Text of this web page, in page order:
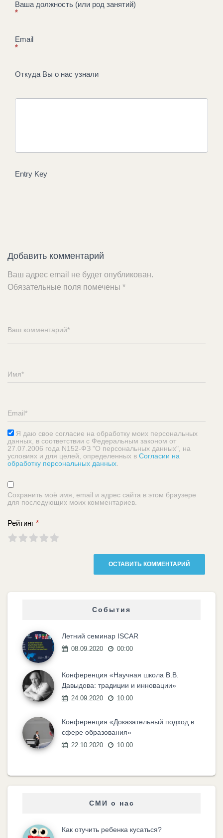
2020
Ваша должность (или род занятий)
*
Email
*
Откуда Вы о нас узнали
Entry Key
Добавить комментарий
Ваш адрес email не будет опубликован.
Обязательные поля помечены *
Я даю свое согласие на обработку моих персональных
данных, в соответствии с Федеральным законом от
27.07.2006 года N152-ФЗ "О персональных данных", на
условиях и для целей, определенных в Согласии на
обработку персональных данных.
Сохранить моё имя, email и адрес сайта в этом браузере
для последующих моих комментариев.
Рейтинг *
События
Летний семинар ISCAR
08.09.2020 00:00
Конференция «Научная школа В.В.
Давыдова: традиции и инновации»
24.09.2020 10:00
Конференция «Доказательный подход в
сфере образования»
22.10.2020 10:00
СМИ о нас
Как отучить ребенка кусаться?